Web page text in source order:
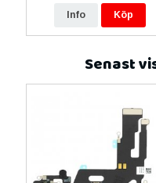
Info Köp
Senast